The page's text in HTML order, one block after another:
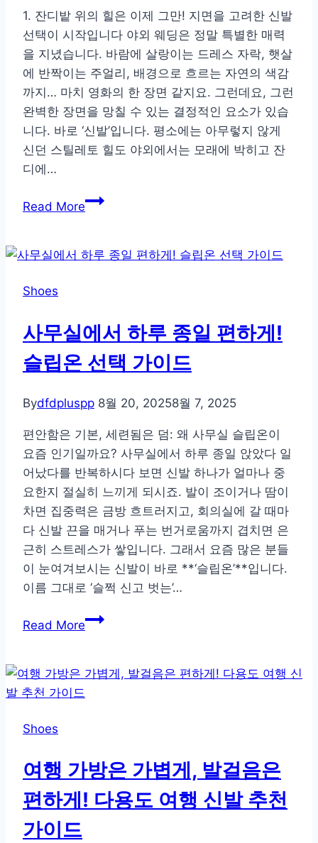
보
다
더
정
확
한
감
각
1. 잔디밭 위의 힐은 이제 그만! 지면을 고려한 신발
선택이 시작입니다 야외 웨딩은 정말 특별한 매력
을 지녔습니다. 바람에 살랑이는 드레스 자락, 햇살
에 반짝이는 주얼리, 배경으로 흐르는 자연의 색감
까지… 마치 영화의 한 장면 같지요. 그런데요, 그런
완벽한 장면을 망칠 수 있는 결정적인 요소가 있습
니다. 바로 ‘신발’입니다. 평소에는 아무렇지 않게
신던 스틸레토 힐도 야외에서는 모래에 박히고 잔
디에…
Read More잔
에
아
하
게!
외
결
혼
식
신
발
스
타
일
링
Shoes
사무실에서 하루 종일 편하게!
슬립온 선택 가이드
Bydfdpluspp 8월 20, 20258월 7, 2025
편안함은 기본, 세련됨은 덤: 왜 사무실 슬립온이
요즘 인기일까요? 사무실에서 하루 종일 앉았다 일
어났다를 반복하시다 보면 신발 하나가 얼마나 중
요한지 절실히 느끼게 되시죠. 발이 조이거나 땀이
차면 집중력은 금방 흐트러지고, 회의실에 갈 때마
다 신발 끈을 매거나 푸는 번거로움까지 겹치면 은
근히 스트레스가 쌓입니다. 그래서 요즘 많은 분들
이 눈여겨보시는 신발이 바로 **‘슬립온’**입니다.
이름 그대로 ‘슬쩍 신고 벗는’…
Read More사
에
서
일
편
하
Shoes
여행 가방은 가볍게, 발걸음은
편하게! 다용도 여행 신발 추천
가이드